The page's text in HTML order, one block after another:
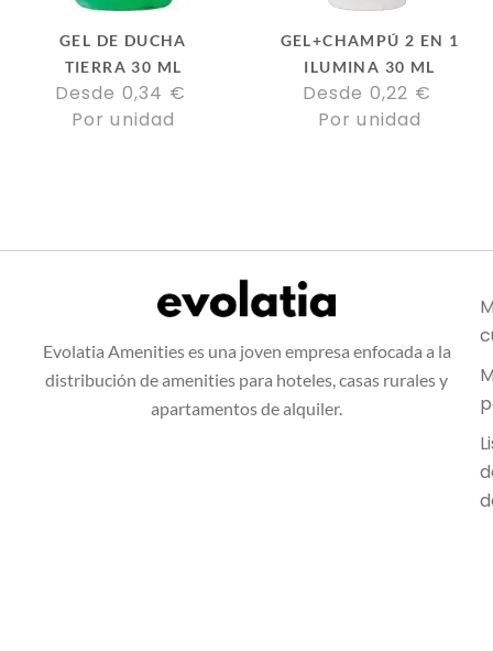
GEL DE DUCHA
TIERRA 30 ML
Desde 0,34 €
Por unidad
GEL+CHAMPÚ 2 EN 1
ILUMINA 30 ML
Desde 0,22 €
Por unidad
Evolatia Amenities es una joven empresa enfocada a la
distribución de amenities para hoteles, casas rurales y
apartamentos de alquiler.